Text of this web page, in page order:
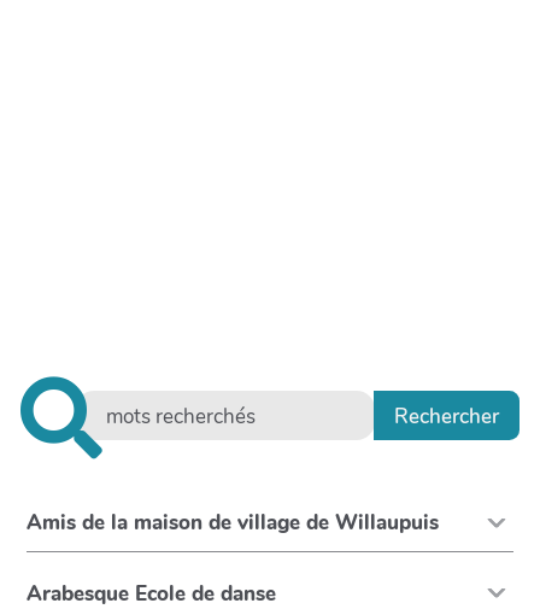
Amis de la maison de village de Willaupuis
Arabesque Ecole de danse